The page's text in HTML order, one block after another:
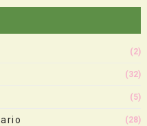
(2)
(32)
(5)
(28)